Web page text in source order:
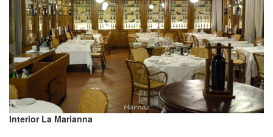
Interior La Marianna